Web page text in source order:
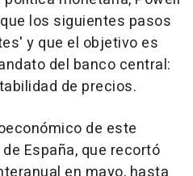
los siguientes pasos
y que el objetivo es
del banco central:
de precios.
de este
España, que recortó